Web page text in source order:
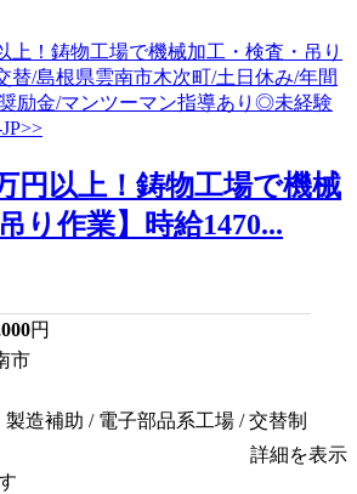
円以上！鋳物工場で機械
り作業】時給1470...
円
市
造補助 / 電子部品系工場 / 交替制
詳細を表示